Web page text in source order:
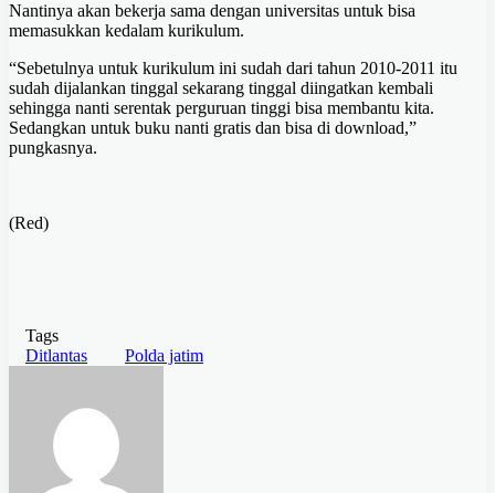
Nantinya akan bekerja sama dengan universitas untuk bisa
memasukkan kedalam kurikulum.
“Sebetulnya untuk kurikulum ini sudah dari tahun 2010-2011 itu
sudah dijalankan tinggal sekarang tinggal diingatkan kembali
sehingga nanti serentak perguruan tinggi bisa membantu kita.
Sedangkan untuk buku nanti gratis dan bisa di download,”
pungkasnya.
(Red)
Tags
Ditlantas
Polda jatim